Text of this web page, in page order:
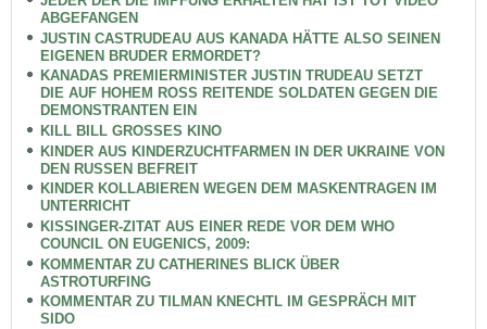
ABGEFANGEN
JUSTIN CASTRUDEAU AUS KANADA HÄTTE ALSO SEINEN
EIGENEN BRUDER ERMORDET?
KANADAS PREMIERMINISTER JUSTIN TRUDEAU SETZT
DIE AUF HOHEM ROSS REITENDE SOLDATEN GEGEN DIE
DEMONSTRANTEN EIN
KILL BILL GROSSES KINO
KINDER AUS KINDERZUCHTFARMEN IN DER UKRAINE VON
DEN RUSSEN BEFREIT
KINDER KOLLABIEREN WEGEN DEM MASKENTRAGEN IM
UNTERRICHT
KISSINGER-ZITAT AUS EINER REDE VOR DEM WHO
COUNCIL ON EUGENICS, 2009:
KOMMENTAR ZU CATHERINES BLICK ÜBER
ASTROTURFING
KOMMENTAR ZU TILMAN KNECHTL IM GESPRÄCH MIT
SIDO